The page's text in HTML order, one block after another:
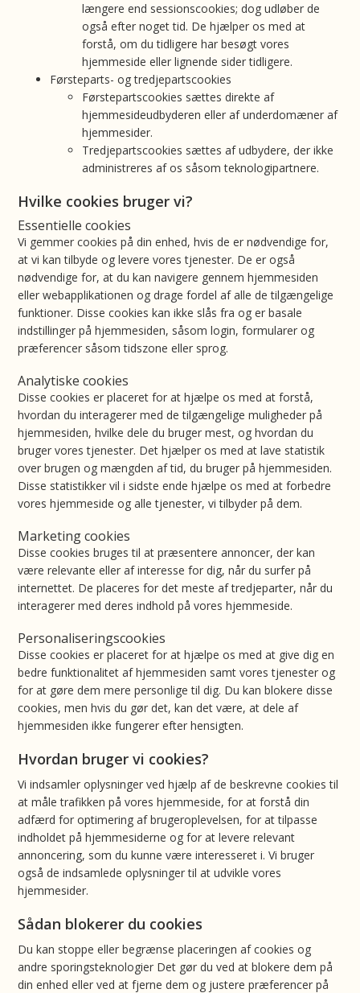
længere end sessionscookies; dog udløber de
også efter noget tid. De hjælper os med at
forstå, om du tidligere har besøgt vores
hjemmeside eller lignende sider tidligere.
Førsteparts- og tredjepartscookies
Førstepartscookies sættes direkte af
hjemmesideudbyderen eller af underdomæner af
hjemmesider.
Tredjepartscookies sættes af udbydere, der ikke
administreres af os såsom teknologipartnere.
Hvilke cookies bruger vi?
Essentielle cookies
Vi gemmer cookies på din enhed, hvis de er nødvendige for,
at vi kan tilbyde og levere vores tjenester. De er også
nødvendige for, at du kan navigere gennem hjemmesiden
eller webapplikationen og drage fordel af alle de tilgængelige
funktioner. Disse cookies kan ikke slås fra og er basale
indstillinger på hjemmesiden, såsom login, formularer og
præferencer såsom tidszone eller sprog.
Analytiske cookies
Disse cookies er placeret for at hjælpe os med at forstå,
hvordan du interagerer med de tilgængelige muligheder på
hjemmesiden, hvilke dele du bruger mest, og hvordan du
bruger vores tjenester. Det hjælper os med at lave statistik
over brugen og mængden af tid, du bruger på hjemmesiden.
Disse statistikker vil i sidste ende hjælpe os med at forbedre
vores hjemmeside og alle tjenester, vi tilbyder på dem.
Marketing cookies
Disse cookies bruges til at præsentere annoncer, der kan
være relevante eller af interesse for dig, når du surfer på
internettet. De placeres for det meste af tredjeparter, når du
interagerer med deres indhold på vores hjemmeside.
Personaliseringscookies
Disse cookies er placeret for at hjælpe os med at give dig en
bedre funktionalitet af hjemmesiden samt vores tjenester og
for at gøre dem mere personlige til dig. Du kan blokere disse
cookies, men hvis du gør det, kan det være, at dele af
hjemmesiden ikke fungerer efter hensigten.
Hvordan bruger vi cookies?
Vi indsamler oplysninger ved hjælp af de beskrevne cookies til
at måle trafikken på vores hjemmeside, for at forstå din
adfærd for optimering af brugeroplevelsen, for at tilpasse
indholdet på hjemmesiderne og for at levere relevant
annoncering, som du kunne være interesseret i. Vi bruger
også de indsamlede oplysninger til at udvikle vores
hjemmesider.
Sådan blokerer du cookies
Du kan stoppe eller begrænse placeringen af cookies og
andre sporingsteknologier Det gør du ved at blokere dem på
din enhed eller ved at fjerne dem og justere præferencer på